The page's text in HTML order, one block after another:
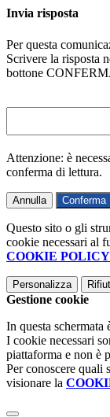
Invia risposta
Per questa
Scrivere la risposta
bottone
Attenzione: è
conferma di lettura.
Annulla Conferma
Questo sito o gli
cookie necessari al
COOKIE POLICY
Personalizza
Gestione cookie
In questa schermata
I cookie necessari
piattaforma e non è
Per conoscere quali
visionare la